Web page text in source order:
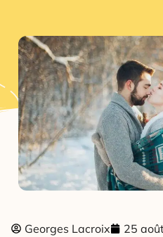
Georges Lacroix 25